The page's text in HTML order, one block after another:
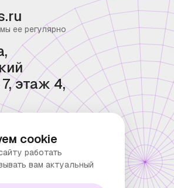
ее регулярно
этаж 4,
cookie
работать
вам актуальный